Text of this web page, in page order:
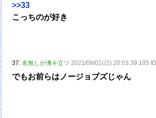
>>33
こっちのが好き
37:名無しが沸キ立ツ 2021/08/01(日) 20:03:39.105
でもお前らはノージョブズじゃん